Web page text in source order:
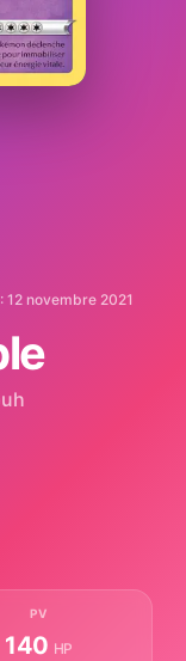
12 novembre 2021
PV
140 HP